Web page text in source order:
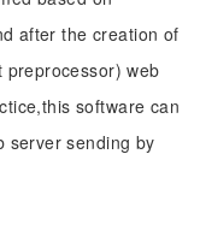
after the creation of
preprocessor) web
software can
server sending by